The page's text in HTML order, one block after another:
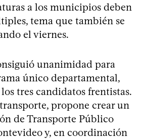
a los municipios deben
tema que también se
el viernes.
unanimidad para
único departamental,
tres candidatos frentistas.
propone crear un
de Transporte Público
y, en coordinación